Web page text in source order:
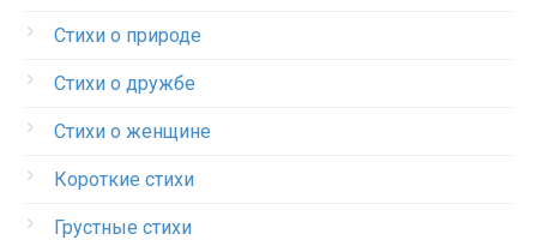
Стихи о природе
Стихи о дружбе
Стихи о женщине
Короткие стихи
Грустные стихи